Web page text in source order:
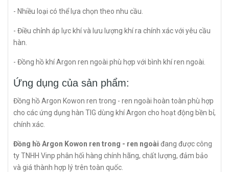
- Nhiều loại có thể lựa chọn theo nhu cầu.
- Điều chỉnh áp lực khí và lưu lượng khí ra chính xác với yêu cầu
hàn.
- Đồng hồ khí Argon ren ngoài phù hợp với bình khí ren ngoài.
Ứng dụng của sản phẩm:
Đồng hồ Argon Kowon ren trong - ren ngoài hoàn toàn phù hợp
cho các ứng dụng hàn TIG dùng khí Argon cho hoạt động bền bỉ,
chính xác.
Đồng hồ Argon Kowon ren trong - ren ngoài đang được công
ty TNHH Vinp phân hối hàng chính hãng, chất lượng, đảm bảo
và giá thành hợp lý trên toàn quốc.